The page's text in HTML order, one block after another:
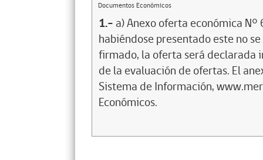
Documentos Económicos
1.- a) Anexo oferta económica N°
habiéndose presentado este no
firmado, la oferta será
de la evaluación de ofertas. El
Sistema de Información,
Económicos.